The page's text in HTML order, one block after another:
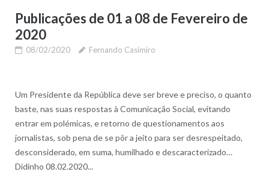
Publicações de 01 a 08 de Fevereiro de
2020
08/02/2020 Fernando Casimiro
Um Presidente da República deve ser breve e preciso, o quanto
baste, nas suas respostas à Comunicação Social, evitando
entrar em polémicas, e retorno de questionamentos aos
jornalistas, sob pena de se pôr a jeito para ser desrespeitado,
desconsiderado, em suma, humilhado e descaracterizado…
Didinho 08.02.2020...